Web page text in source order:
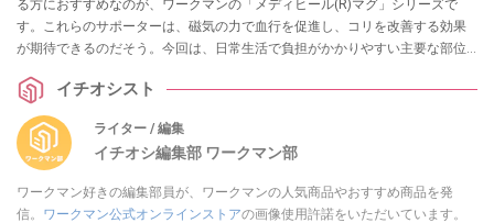
る方におすすめなのが、ワークマンの「メディヒール(R)マグ」シリーズで
す。これらのサポーターは、磁気の力で血行を促進し、コリを改善する効果
が期待できるのだそう。今回は、日常生活で負担がかかりやすい主要な部位
イチオシスト
ライター / 編集
イチオシ編集部 ワークマン部
ワークマン好きの編集部員が、ワークマンの人気商品やおすすめ商品を発
信。 ワークマン公式オンラインストアの画像使用許諾をいただいています。